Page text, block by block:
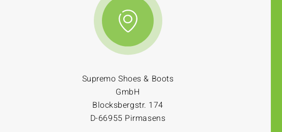
Supremo Shoes & Boots
GmbH
Blocksbergstr. 174
D-66955 Pirmasens